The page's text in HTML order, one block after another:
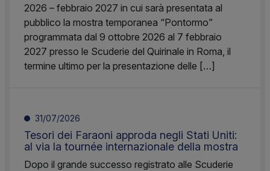
2026 – febbraio 2027 in cui sarà presentata al
pubblico la mostra temporanea “Pontormo”
programmata dal 9 ottobre 2026 al 7 febbraio
2027 presso le Scuderie del Quirinale in Roma, il
termine ultimo per la presentazione delle […]
31/07/2026
Tesori dei Faraoni approda negli Stati Uniti:
al via la tournée internazionale della mostra
Dopo il grande successo registrato alle Scuderie